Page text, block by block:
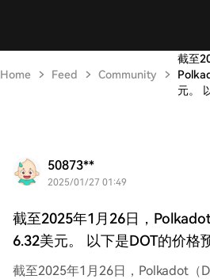
Home Feed Community
截至
元。
50873**
2025/01/27 01:49
截至2025年1月26日，
6.32美元。 以下是DOT的价格
截至2025年1月26日，Polkadot（